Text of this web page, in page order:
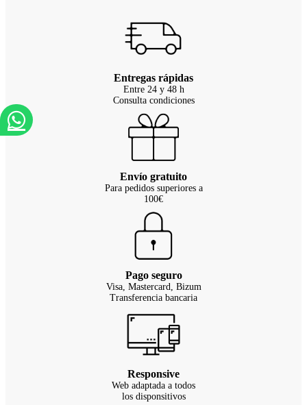
Entregas rápidas
Entre 24 y 48 h
Consulta condiciones
Envío gratuito
Para pedidos superiores a
100€
Pago seguro
Visa, Mastercard, Bizum
Transferencia bancaria
Responsive
Web adaptada a todos
los disponsitivos